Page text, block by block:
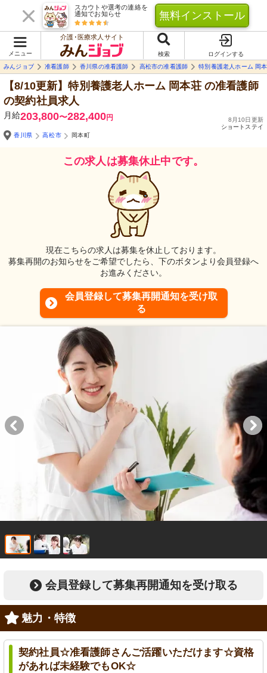
スカウトや選考の連絡を
通知でお知らせ
無料インストール
メニュー
介護･医療求人サイト
検索
ログインする
みんジョブ
准看護師 香川県の准看護師 高松市の准看護師 特別養護老人ホーム 岡
【8/10更新】特別養護老人ホーム 岡本荘の准看護師
の契約社員求人
月給203,800〜282,400円
8月10日更新
ショートステイ
香川県
高松市 岡本町
この求人は募集休止中です。
現在こちらの求人は募集を休止しております。
募集再開のお知らせをご希望でしたら、下のボタンより会員登録へ
お進みください。
会員登録して募集再開通知を受け取
る
会員登録して募集再開通知を受け取る
魅力・特徴
契約社員☆准看護師さんご活躍いただけます☆資格
があれば未経験でもOK☆